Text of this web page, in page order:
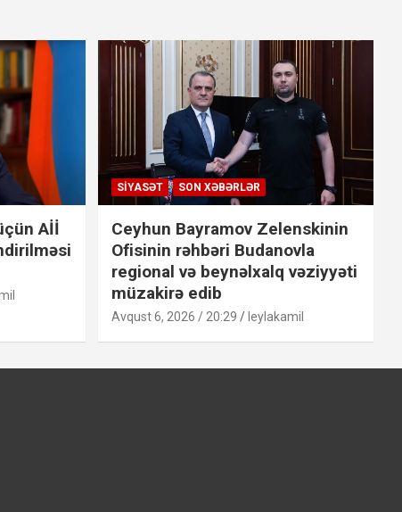
Aİİ
SIYASƏT SON XƏBƏRLƏR
Ceyhun Bayramov Zelenskinin
Ofisinin rəhbəri Budanovla
regional və beynəlxalq vəziyyəti
müzakirə edib
Avqust 6, 2026 / 20:29 leylakamil